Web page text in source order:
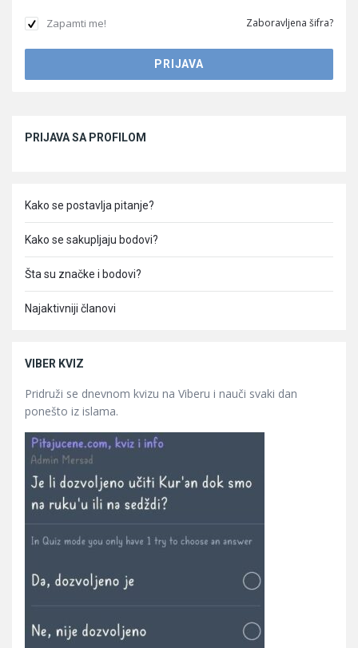
Zapamti me! Zaboravljena šifra?
PRIJAVA SA PROFILOM
Kako se postavlja pitanje?
Kako se sakupljaju bodovi?
Šta su značke i bodovi?
Najaktivniji članovi
VIBER KVIZ
Pridruži se dnevnom kvizu na Viberu i nauči svaki dan
ponešto iz islama.